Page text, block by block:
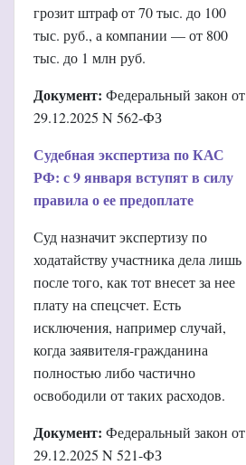
грозит штраф от 70 тыс. до 100
тыс. руб., а компании — от 800
тыс. до 1 млн руб.
Документ: Федеральный закон от
29.12.2025 N 562-ФЗ
Судебная экспертиза по КАС
РФ: с 9 января вступят в силу
правила о ее предоплате
Суд назначит экспертизу по
ходатайству участника дела лишь
после того, как тот внесет за нее
плату на спецсчет. Есть
исключения, например случай,
когда заявителя-гражданина
полностью либо частично
освободили от таких расходов.
Документ: Федеральный закон от
29.12.2025 N 521-ФЗ